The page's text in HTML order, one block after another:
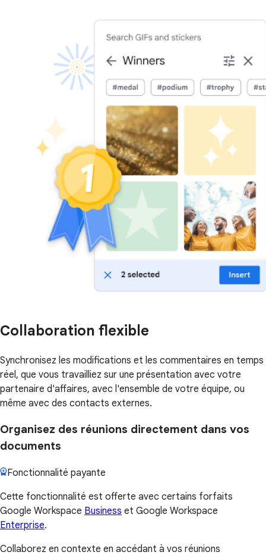
Collaboration flexible
Synchronisez les modifications et les commentaires en temps
réel, que vous travailliez sur une présentation avec votre
partenaire d'affaires, avec l'ensemble de votre équipe, ou
même avec des contacts externes.
Organisez des réunions directement dans vos
documents
Fonctionnalité payante
Cette fonctionnalité est offerte avec certains forfaits
Google Workspace Business et Google Workspace
Enterprise.
Collaborez en contexte en accédant à vos réunions